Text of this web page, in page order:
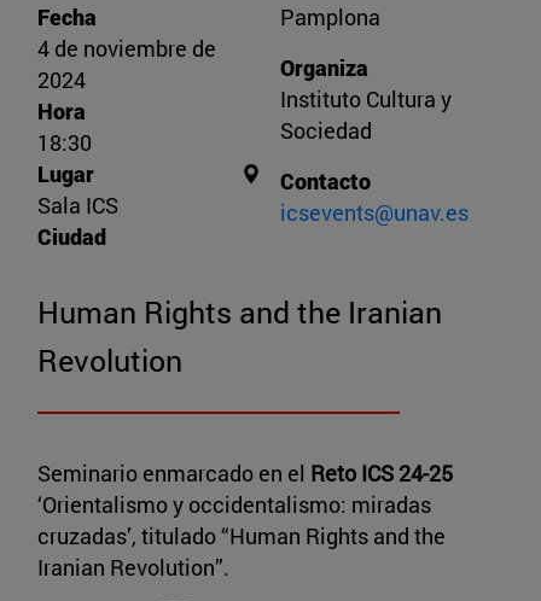
Human Rights and the Iranian
Revolution
Seminario enmarcado en el Reto ICS 24-25
‘Orientalismo y occidentalismo: miradas
cruzadas’, titulado “Human Rights and the
Iranian Revolution”.
Fecha
4 de noviembre de
2024
Hora
18:30
Lugar
Sala ICS
Ciudad
Pamplona
Organiza
Instituto Cultura y
Sociedad
Contacto
icsevents@unav.es